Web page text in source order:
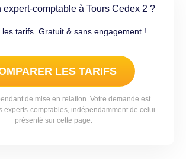
expert-comptable à Tours Cedex 2 ?
tarifs. Gratuit & sans engagement !
LES TARIFS
de mise en relation. Votre demande est
experts-comptables, indépendamment de celui
présenté sur cette page.